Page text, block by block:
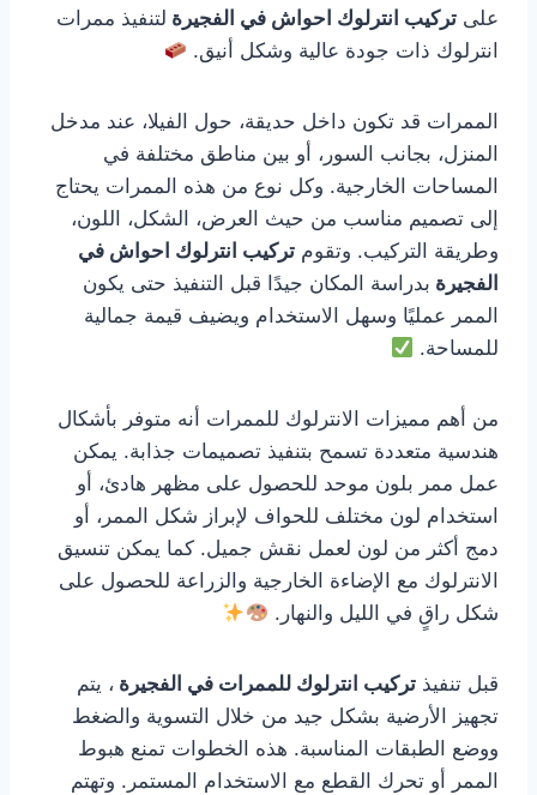
على تركيب انترلوك احواش في الفجيرة لتنفيذ ممرات
انترلوك ذات جودة عالية وشكل أنيق.
الممرات قد تكون داخل حديقة، حول الفيلا، عند مدخل
المنزل، بجانب السور، أو بين مناطق مختلفة في
المساحات الخارجية. وكل نوع من هذه الممرات يحتاج
إلى تصميم مناسب من حيث العرض، الشكل، اللون،
وطريقة التركيب. وتقوم تركيب انترلوك احواش في
الفجيرة بدراسة المكان جيدًا قبل التنفيذ حتى يكون
الممر عمليًا وسهل الاستخدام ويضيف قيمة جمالية
للمساحة.
من أهم مميزات الانترلوك للممرات أنه متوفر بأشكال
هندسية متعددة تسمح بتنفيذ تصميمات جذابة. يمكن
عمل ممر بلون موحد للحصول على مظهر هادئ، أو
استخدام لون مختلف للحواف لإبراز شكل الممر، أو
دمج أكثر من لون لعمل نقش جميل. كما يمكن تنسيق
الانترلوك مع الإضاءة الخارجية والزراعة للحصول على
شكل راقٍ في الليل والنهار.
قبل تنفيذ تركيب انترلوك للممرات في الفجيرة ، يتم
تجهيز الأرضية بشكل جيد من خلال التسوية والضغط
ووضع الطبقات المناسبة. هذه الخطوات تمنع هبوط
الممر أو تحرك القطع مع الاستخدام المستمر. وتهتم